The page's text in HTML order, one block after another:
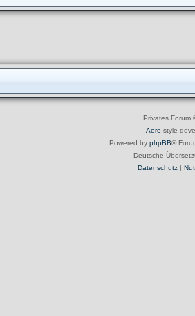
Privates Forum
Aero style
Powered by phpBB®
Deutsche
Datenschutz|